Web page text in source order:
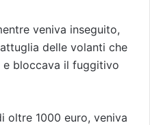
veniva inseguito,
delle volanti che
e bloccava il fuggitivo
oltre 1000 euro, veniva